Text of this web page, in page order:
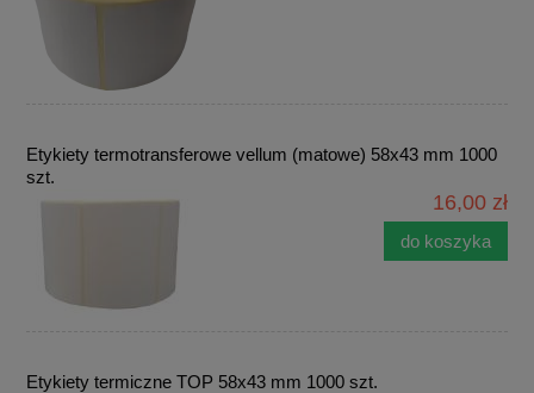
Etykiety termotransferowe vellum (matowe) 58x43 mm 1000
szt.
16,00 zł
do koszyka
Etykiety termiczne TOP 58x43 mm 1000 szt.